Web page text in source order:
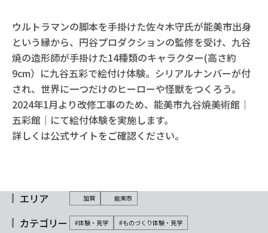
ウルトラマンの脚本を手掛けた佐々木守氏が能美市出身
という縁から、円谷プロダクションの監修を受け、九谷
焼の造形師が手掛けた14種類のキャラクター(高さ約
9cm）に九谷五彩で絵付け体験。シリアルナンバーが付
され、世界に一つだけのヒーローや怪獣をつくろう。
2024年1月より改修工事のため、能美市九谷焼美術館｜
五彩館｜にて絵付体験を実施します。
詳しくは公式サイトをご確認ください。
エリア 加賀 能美市
カテゴリー #体験・見学 #ものづくり体験・見学